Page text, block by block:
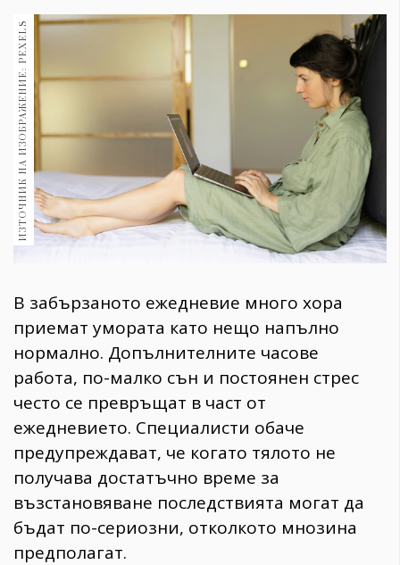
Гурме
Пътувай
237
Здраве
Gentlemen
382
Wellness
ПОСЛЕДВАЙТЕ
НИ
ИЗТОЧНИК НА ИЗОБРАЖЕНИЕ: PEXELS
В забързаното ежедневие много хора
приемат умората като нещо напълно
нормално. Допълнителните часове
работа, по-малко сън и постоянен стрес
често се превръщат в част от
ежедневието. Специалисти обаче
предупреждават, че когато тялото не
получава достатъчно време за
възстановяване последствията могат да
бъдат по-сериозни, отколкото мнозина
предполагат.